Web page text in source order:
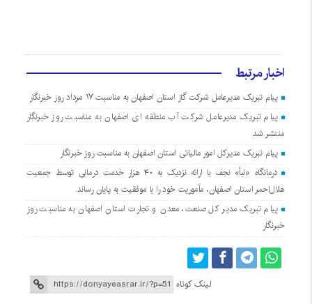
اخبار مرتبط
پیام تبریک مدیرعامل شرکت گاز استان اصفهان به مناسبت ۱۷ مرداد روز خبرنگار
پیام تبریک مدیرعامل شرکت آب منطقه ای اصفهان به مناسبت روز خبرنگار
منتشر شد
پیام تبریک مدیرکل امور مالیاتی استان اصفهان به مناسبت روز خبرنگار
درمانگاه «نبأ» نجف با ارائه نزدیک به ۴۰ هزار خدمت درمانی توسط جمعیت
هلال‌احمر استان اصفهان، مأموریت خود را با موفقیت به پایان رساند.
پیام تبریک مدیر کل صنعت، معدن و تجارت استان اصفهان به مناسبت روز
خبرنگار
لینک کوتاه